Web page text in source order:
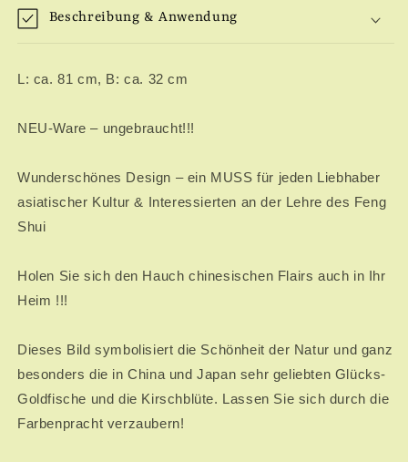
Beschreibung & Anwendung
L: ca. 81 cm, B: ca. 32 cm
NEU-Ware – ungebraucht!!!
Wunderschönes Design – ein MUSS für jeden Liebhaber
asiatischer Kultur & Interessierten an der Lehre des Feng
Shui
Holen Sie sich den Hauch chinesischen Flairs auch in Ihr
Heim !!!
Dieses Bild symbolisiert die Schönheit der Natur und ganz
besonders die in China und Japan sehr geliebten Glücks-
Goldfische und die Kirschblüte. Lassen Sie sich durch die
Farbenpracht verzaubern!